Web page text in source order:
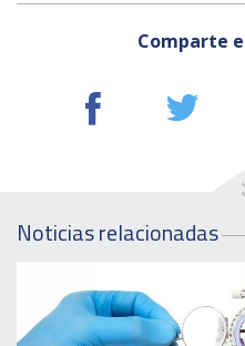
Comparte
Noticias relacionadas